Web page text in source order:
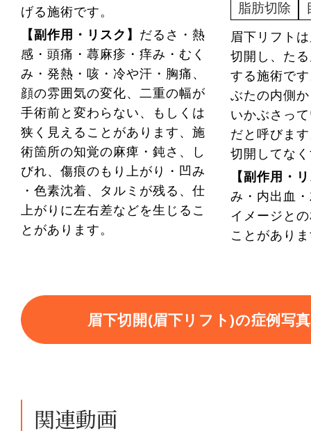
げる施術です。
【副作用・リスク】 だるさ・熱
感・頭痛・蕁麻疹・痒み・むく
み・発熱・咳・冷や汗・胸痛、
顔の雰囲気の変化、二重の幅が
手術前と変わらない、もしくは
狭く見えることがあります、施
術箇所の知覚の麻痺・鈍さ、し
びれ、傷痕のもり上がり・凹み
・色素沈着、タルミが残る、仕
上がりに左右差などを生じるこ
とがあります。
脂肪切除
眉下リフト
切開し、た
する施術で
ぶたの内側
いかぶさっ
だと呼びま
切開してな
【副作用・
み・内出血
イメージと
ことがあり
眉下切開(眉下リフト)の症例写
関連動画